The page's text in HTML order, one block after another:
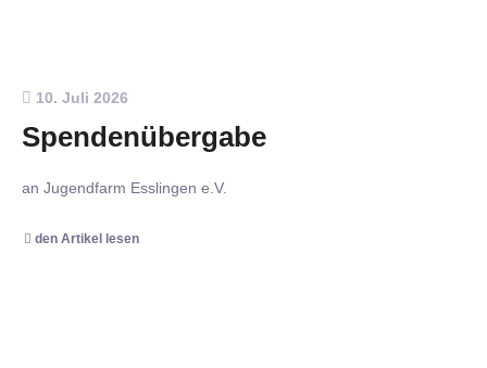
10. Juli 2026
Spendenübergabe
an Jugendfarm Esslingen e.V.
den Artikel lesen